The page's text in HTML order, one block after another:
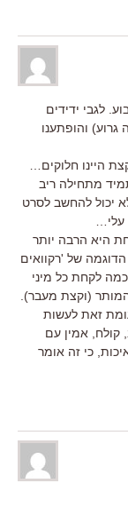
לגבי ידידים
גרוע) והופתענו
היינו חלוקים…
מתחילה ריב
יכול להחשב לסרט
היא הרבה יותר
של 'רקוואים
לקחת כל מיני
המותר (וקצת מעבר).
זאת לעשות
קולח, אמין עם
כי זה אומר